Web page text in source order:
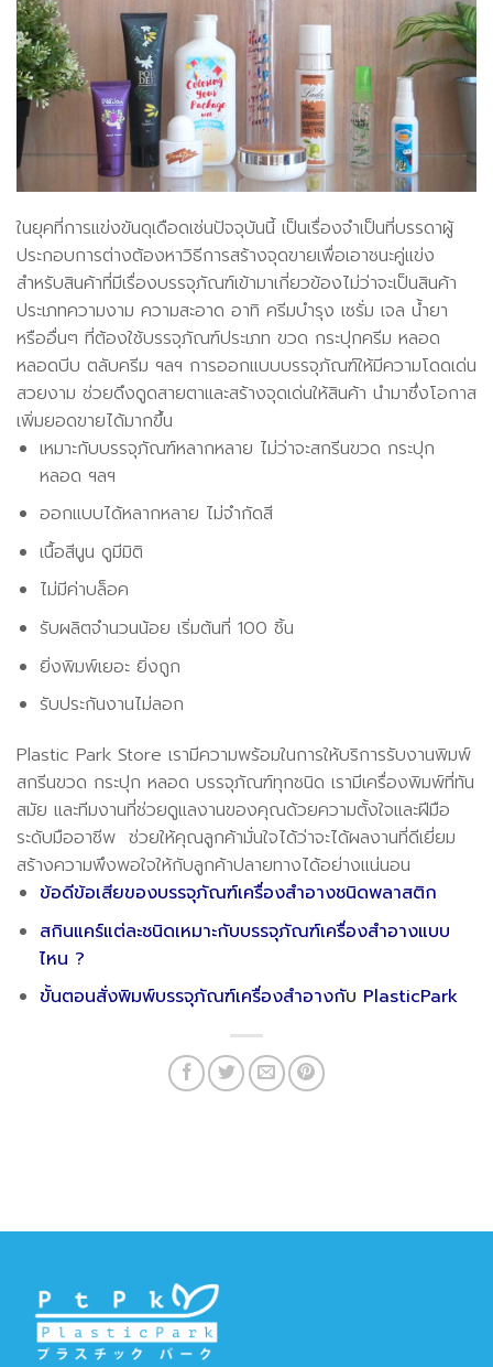
ในยุคที่การแข่งขันดุเดือดเช่นปัจจุบันนี้ เป็นเรื่องจำเป็นที่บรรดาผู้
ประกอบการต่างต้องหาวิธีการสร้างจุดขายเพื่อเอาชนะคู่แข่ง
สำหรับสินค้าที่มีเรื่องบรรจุภัณฑ์เข้ามาเกี่ยวข้องไม่ว่าจะเป็นสินค้า
ประเภทความงาม ความสะอาด อาทิ ครีมบำรุง เซรั่ม เจล น้ำยา
หรืออื่นๆ ที่ต้องใช้บรรจุภัณฑ์ประเภท ขวด กระปุกครีม หลอด
หลอดบีบ ตลับครีม ฯลฯ การออกแบบบรรจุภัณฑ์ให้มีความโดดเด่น
สวยงาม ช่วยดึงดูดสายตาและสร้างจุดเด่นให้สินค้า นำมาซึ่งโอกาส
เพิ่มยอดขายได้มากขึ้น
เหมาะกับบรรจุภัณฑ์หลากหลาย ไม่ว่าจะสกรีนขวด กระปุก
หลอด ฯลฯ
ออกแบบได้หลากหลาย ไม่จำกัดสี
เนื้อสีนูน ดูมีมิติ
ไม่มีค่าบล็อค
รับผลิตจำนวนน้อย เริ่มต้นที่ 100 ชิ้น
ยิ่งพิมพ์เยอะ ยิ่งถูก
รับประกันงานไม่ลอก
Plastic Park Store เรามีความพร้อมในการให้บริการรับงานพิมพ์
สกรีนขวด กระปุก หลอด บรรจุภัณฑ์ทุกชนิด เรามีเครื่องพิมพ์ที่ทัน
สมัย และทีมงานที่ช่วยดูแลงานของคุณด้วยความตั้งใจและฝีมือ
ระดับมืออาชีพ ช่วยให้คุณลูกค้ามั่นใจได้ว่าจะได้ผลงานที่ดีเยี่ยม
สร้างความพึงพอใจให้กับลูกค้าปลายทางได้อย่างแน่นอน
ข้อดีข้อเสียของบรรจุภัณฑ์เครื่องสำอางชนิดพลาสติก
สกินแคร์แต่ละชนิดเหมาะกับบรรจุภัณฑ์เครื่องสำอางแบบ
ไหน ?
ขั้นตอนสั่งพิมพ์บรรจุภัณฑ์เครื่องสำอางกับ PlasticPark